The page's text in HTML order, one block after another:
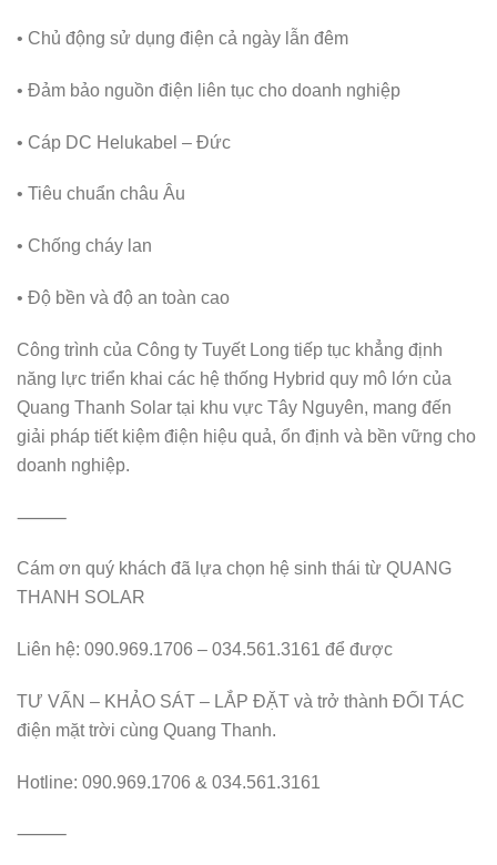
• Chủ động sử dụng điện cả ngày lẫn đêm
• Đảm bảo nguồn điện liên tục cho doanh nghiệp
• Cáp DC Helukabel – Đức
• Tiêu chuẩn châu Âu
• Chống cháy lan
• Độ bền và độ an toàn cao
Công trình của Công ty Tuyết Long tiếp tục khẳng định
năng lực triển khai các hệ thống Hybrid quy mô lớn của
Quang Thanh Solar tại khu vực Tây Nguyên, mang đến
giải pháp tiết kiệm điện hiệu quả, ổn định và bền vững cho
doanh nghiệp.
⸻
Cám ơn quý khách đã lựa chọn hệ sinh thái từ QUANG
THANH SOLAR
Liên hệ: 090.969.1706 – 034.561.3161 để được
TƯ VẤN – KHẢO SÁT – LẮP ĐẶT và trở thành ĐỐI TÁC
điện mặt trời cùng Quang Thanh.
Hotline: 090.969.1706 & 034.561.3161
⸻